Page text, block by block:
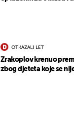
OTKAZALI LET
Zrakoplov krenuo
zbog djeteta koje se